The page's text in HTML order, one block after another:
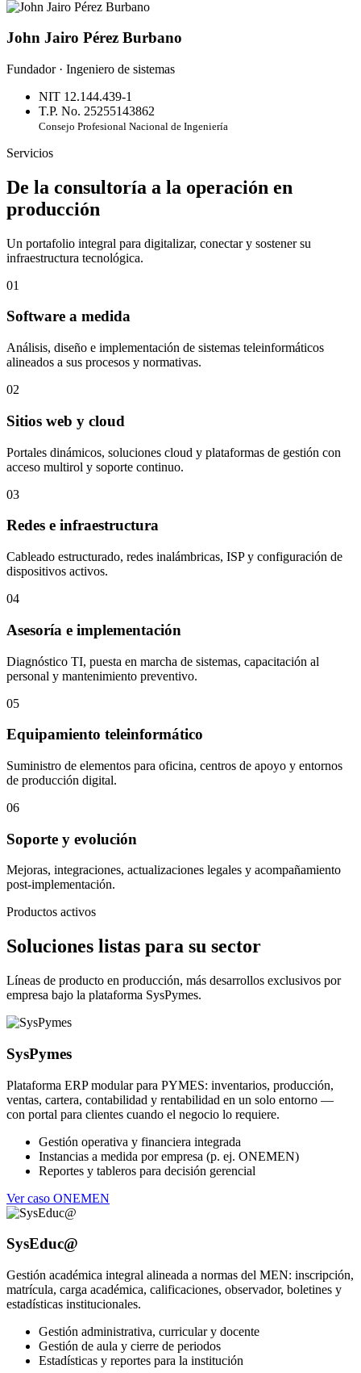
John Jairo Pérez Burbano
Fundador · Ingeniero de sistemas
NIT 12.144.439-1
T.P. No. 25255143862
Consejo Profesional Nacional de Ingeniería
Servicios
De la consultoría a la operación en
producción
Un portafolio integral para digitalizar, conectar y sostener su
infraestructura tecnológica.
01
Software a medida
Análisis, diseño e implementación de sistemas teleinformáticos
alineados a sus procesos y normativas.
02
Sitios web y cloud
Portales dinámicos, soluciones cloud y plataformas de gestión con
acceso multirol y soporte continuo.
03
Redes e infraestructura
Cableado estructurado, redes inalámbricas, ISP y configuración de
dispositivos activos.
04
Asesoría e implementación
Diagnóstico TI, puesta en marcha de sistemas, capacitación al
personal y mantenimiento preventivo.
05
Equipamiento teleinformático
Suministro de elementos para oficina, centros de apoyo y entornos
de producción digital.
06
Soporte y evolución
Mejoras, integraciones, actualizaciones legales y acompañamiento
post-implementación.
Productos activos
Soluciones listas para su sector
Líneas de producto en producción, más desarrollos exclusivos por
empresa bajo la plataforma SysPymes.
SysPymes
Plataforma ERP modular para PYMES: inventarios, producción,
ventas, cartera, contabilidad y rentabilidad en un solo entorno —
con portal para clientes cuando el negocio lo requiere.
Gestión operativa y financiera integrada
Instancias a medida por empresa (p. ej. ONEMEN)
Reportes y tableros para decisión gerencial
Ver caso ONEMEN
SysEduc@
Gestión académica integral alineada a normas del MEN: inscripción,
matrícula, carga académica, calificaciones, observador, boletines y
estadísticas institucionales.
Gestión administrativa, curricular y docente
Gestión de aula y cierre de periodos
Estadísticas y reportes para la institución